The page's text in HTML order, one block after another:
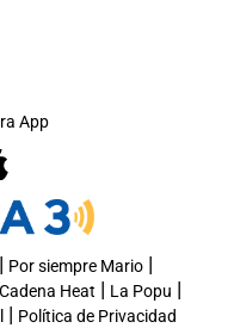
App
Por siempre Mario|
Cadena Heat | La Popu |
| Política de Privacidad